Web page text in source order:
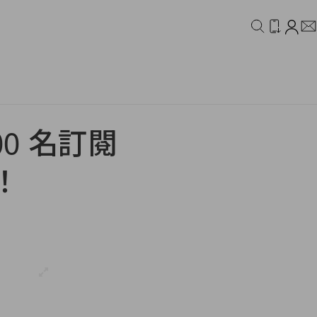
名訂閱